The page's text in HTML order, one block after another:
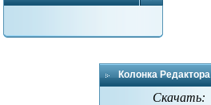
Колонка Редактора
Скачать: